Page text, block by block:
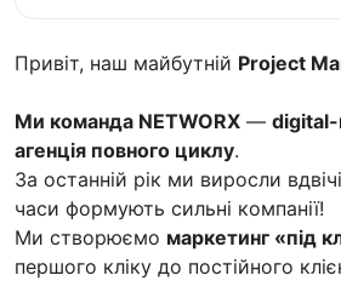
Привіт, наш майбутній Project
Ми команда NETWORX — digital-
агенція повного циклу.
За останній рік ми виросли
часи формують сильні компанії!
Ми створюємо маркетинг «під
першого кліку до постійного